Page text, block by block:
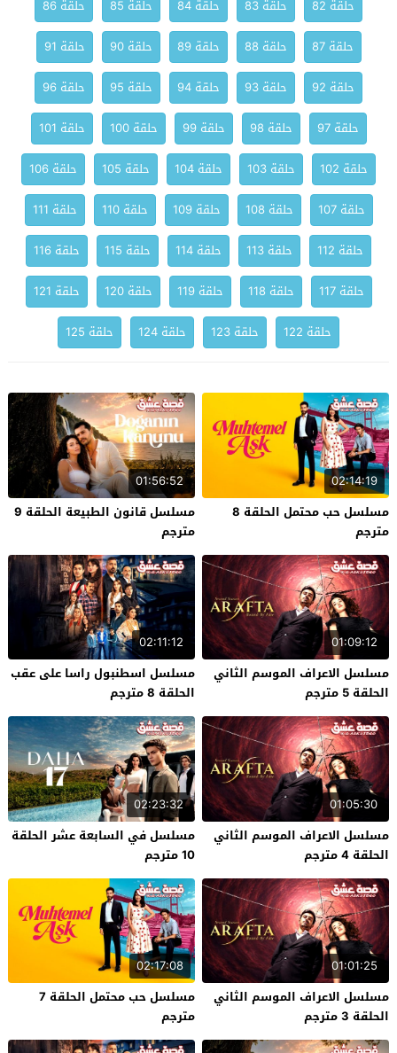
حلقة 82 حلقة 83 حلقة 84 حلقة 85
حلقة 86
حلقة 87
حلقة 88 حلقة 89 حلقة 90
حلقة 91
حلقة 92
حلقة 93 حلقة 94 حلقة 95
حلقة 96
حلقة 97
حلقة 98 حلقة 99 حلقة 100
حلقة 101
حلقة 102
حلقة 103 حلقة 104 حلقة 105
حلقة 106
حلقة 107
حلقة 108 حلقة 109 حلقة 110
حلقة 111
حلقة 112
حلقة 113 حلقة 114 حلقة 115
حلقة 116
حلقة 117
حلقة 118 حلقة 119 حلقة 120
حلقة 121
حلقة 122
حلقة 123 حلقة 124 حلقة 125
02:14:19
مسلسل حب محتمل الحلقة 8
مترجم
01:56:52
مسلسل قانون الطبيعة الحلقة 9
مترجم
01:09:12
مسلسل الاعراف الموسم الثاني
الحلقة 5 مترجم
02:11:12
مسلسل اسطنبول راسا على عقب
الحلقة 8 مترجم
01:05:30
مسلسل الاعراف الموسم الثاني
الحلقة 4 مترجم
02:23:32
مسلسل في السابعة عشر الحلقة
10 مترجم
01:01:25
مسلسل الاعراف الموسم الثاني
الحلقة 3 مترجم
02:17:08
مسلسل حب محتمل الحلقة 7
مترجم